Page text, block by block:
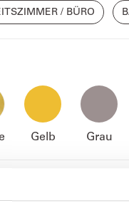
/ BÜRO
Gelb Grau